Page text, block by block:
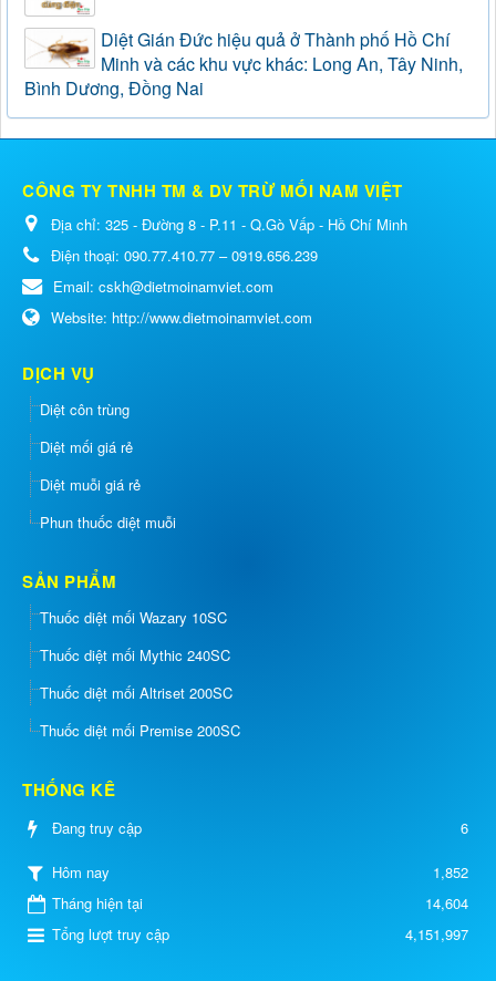
Diệt Gián Đức hiệu quả ở Thành phố Hồ Chí
Minh và các khu vực khác: Long An, Tây Ninh,
Bình Dương, Đồng Nai
CÔNG TY TNHH TM & DV TRỪ MỐI NAM VIỆT
Địa chỉ: 325 - Đường 8 - P.11 - Q.Gò Vấp - Hồ Chí Minh
Điện thoại: 090.77.410.77 – 0919.656.239
Email: cskh@dietmoinamviet.com
Website: http://www.dietmoinamviet.com
DỊCH VỤ
Diệt côn trùng
Diệt mối giá rẻ
Diệt muỗi giá rẻ
Phun thuốc diệt muỗi
SẢN PHẨM
Thuốc diệt mối Wazary 10SC
Thuốc diệt mối Mythic 240SC
Thuốc diệt mối Altriset 200SC
Thuốc diệt mối Premise 200SC
THỐNG KÊ
Đang truy cập 6
Hôm nay
1,852
Tháng hiện tại
14,604
Tổng lượt truy cập
4,151,997